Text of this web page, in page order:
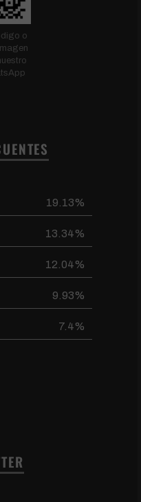
o
19.13%
13.34%
12.04%
9.93%
7.4%